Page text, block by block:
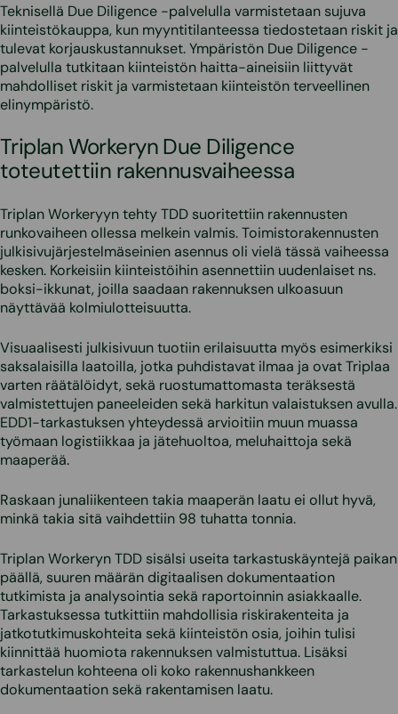
Teknisellä Due Diligence -palvelulla varmistetaan sujuva
kiinteistökauppa, kun myyntitilanteessa tiedostetaan riskit ja
tulevat korjauskustannukset. Ympäristön Due Diligence -
palvelulla tutkitaan kiinteistön haitta-aineisiin liittyvät
mahdolliset riskit ja varmistetaan kiinteistön terveellinen
elinympäristö.
Triplan Workeryn Due Diligence
toteutettiin rakennusvaiheessa
Triplan Workeryyn tehty TDD suoritettiin rakennusten
runkovaiheen ollessa melkein valmis. Toimistorakennusten
julkisivujärjestelmäseinien asennus oli vielä tässä vaiheessa
kesken. Korkeisiin kiinteistöihin asennettiin uudenlaiset ns.
boksi-ikkunat, joilla saadaan rakennuksen ulkoasuun
näyttävää kolmiulotteisuutta.
Visuaalisesti julkisivuun tuotiin erilaisuutta myös esimerkiksi
saksalaisilla laatoilla, jotka puhdistavat ilmaa ja ovat Triplaa
varten räätälöidyt, sekä ruostumattomasta teräksestä
valmistettujen paneeleiden sekä harkitun valaistuksen avulla.
EDD1-tarkastuksen yhteydessä arvioitiin muun muassa
työmaan logistiikkaa ja jätehuoltoa, meluhaittoja sekä
maaperää.
Raskaan junaliikenteen takia maaperän laatu ei ollut hyvä,
minkä takia sitä vaihdettiin 98 tuhatta tonnia.
Triplan Workeryn TDD sisälsi useita tarkastuskäyntejä paikan
päällä, suuren määrän digitaalisen dokumentaation
tutkimista ja analysointia sekä raportoinnin asiakkaalle.
Tarkastuksessa tutkittiin mahdollisia riskirakenteita ja
jatkotutkimuskohteita sekä kiinteistön osia, joihin tulisi
kiinnittää huomiota rakennuksen valmistuttua. Lisäksi
tarkastelun kohteena oli koko rakennushankkeen
dokumentaation sekä rakentamisen laatu.